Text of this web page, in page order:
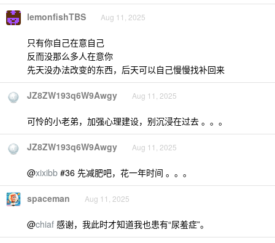
lemonfishTBS Aug 11, 2025
只有你自己在意自己
反而没那么多人在意你
先天没办法改变的东西，后天可以自己慢慢找补回来
JZ8ZW193q6W9Awgy Aug 11, 2025
可怜的小老弟，加强心理建设，别沉浸在过去 。。。
JZ8ZW193q6W9Awgy Aug 11, 2025
@xixibb #36 先减肥吧，花一年时间 。。。
spaceman Aug 11, 2025
@chiaf 感谢，我此时才知道我也患有“尿羞症”。